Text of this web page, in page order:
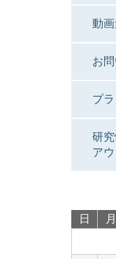
動
お
プ
研
アウ
日
月